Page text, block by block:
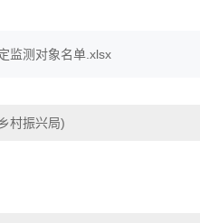
监测对象名单.xlsx
村振兴局)